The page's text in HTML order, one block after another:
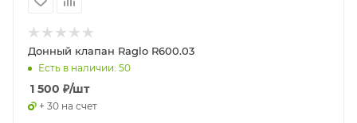
Донный клапан Raglo R600.03
Есть в наличии: 50
1 500 ₽/шт
+ 30 на счет